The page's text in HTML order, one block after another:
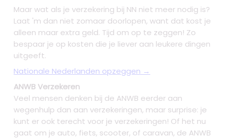
Maar wat als je verzekering bij NN niet meer nodig is?
Laat 'm dan niet zomaar doorlopen, want dat kost je
alleen maar extra geld. Tijd om op te zeggen! Zo
bespaar je op kosten die je liever aan leukere dingen
uitgeeft.
Nationale Nederlanden opzeggen →
ANWB Verzekeren
Veel mensen denken bij de ANWB eerder aan
wegenhulp dan aan verzekeringen, maar surprise: je
kunt er ook terecht voor je verzekeringen! Of het nu
gaat om je auto, fiets, scooter, of caravan, de ANWB